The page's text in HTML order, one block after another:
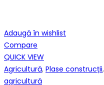
Adaugă în wishlist
Compare
QUICK VIEW
Agricultură, Plase construcții,
agricultură